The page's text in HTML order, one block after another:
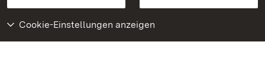
Cookie-Einstellungen anzeigen
Weiteres